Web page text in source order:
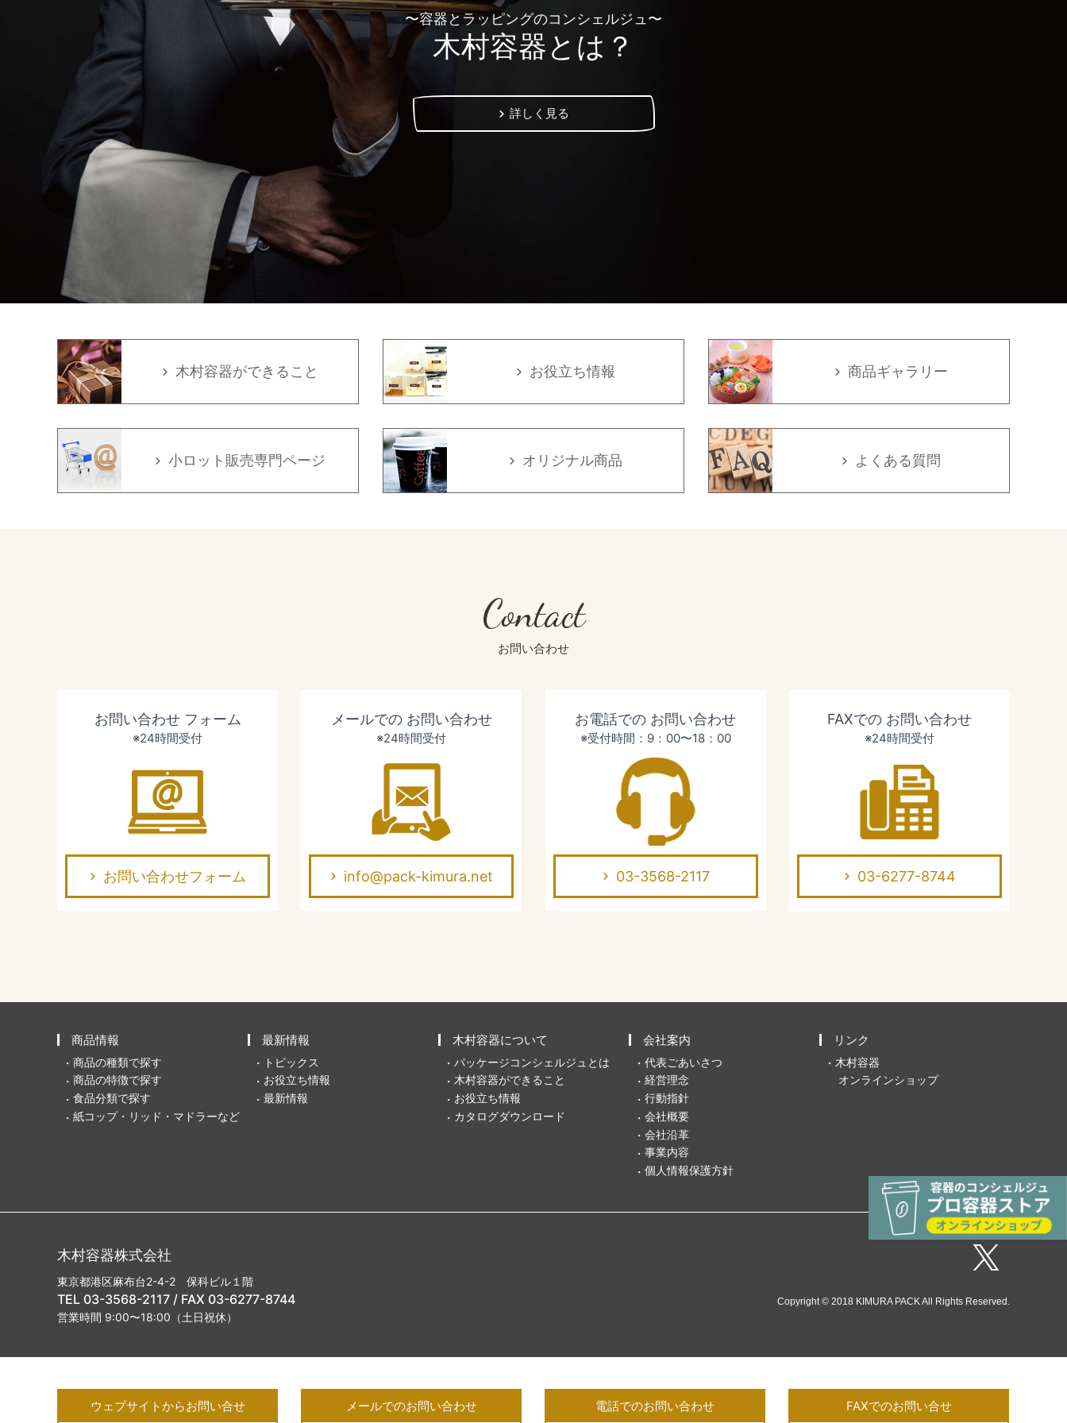
〜容器とラッピングのコンシェルジュ〜
木村容器とは？
詳しく見る
木村容器ができること お役立ち情報 商品ギャラリー
小ロット販売専門ページ オリジナル商品 よくある質問
Contact
お問い合わせ
お問い合わせ フォーム
※24時間受付
お問い合わせフォーム
メールでの お問い合わせ
※24時間受付
info@pack-kimura.net
お電話での お問い合わせ
※受付時間：9：00〜18：00
03-3568-2117
FAXでの お問い合わせ
※24時間受付
03-6277-8744
商品情報
商品の種類で探す
商品の特徴で探す
食品分類で探す
紙コップ・リッド・マドラーなど
最新情報
トピックス
お役立ち情報
最新情報
木村容器について
パッケージコンシェルジュとは
木村容器ができること
お役立ち情報
カタログダウンロード
会社案内
代表ごあいさつ
経営理念
行動指針
会社概要
会社沿革
事業内容
個人情報保護方針
リンク
木村容器
オンラインショップ
木村容器株式会社
東京都港区麻布台2-4-2 保科ビル１階
TEL 03-3568-2117 / FAX 03-6277-8744
営業時間 9:00〜18:00（土日祝休）
Copyright © 2018 KIMURA PACK All Rights Reserved.
ウェブサイトからお問い合せ メールでのお問い合わせ 電話でのお問い合わせ FAXでのお問い合せ